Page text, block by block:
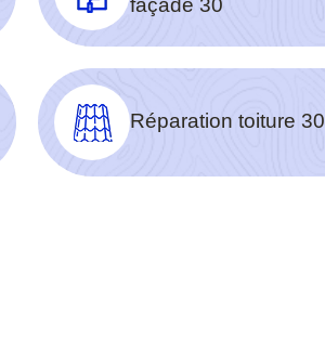
façade 30
Réparation toiture 30